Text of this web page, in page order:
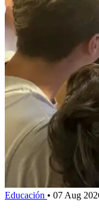
Educación • 07 Aug